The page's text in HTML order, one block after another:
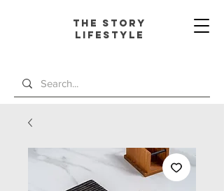
The Story
L ifestyle